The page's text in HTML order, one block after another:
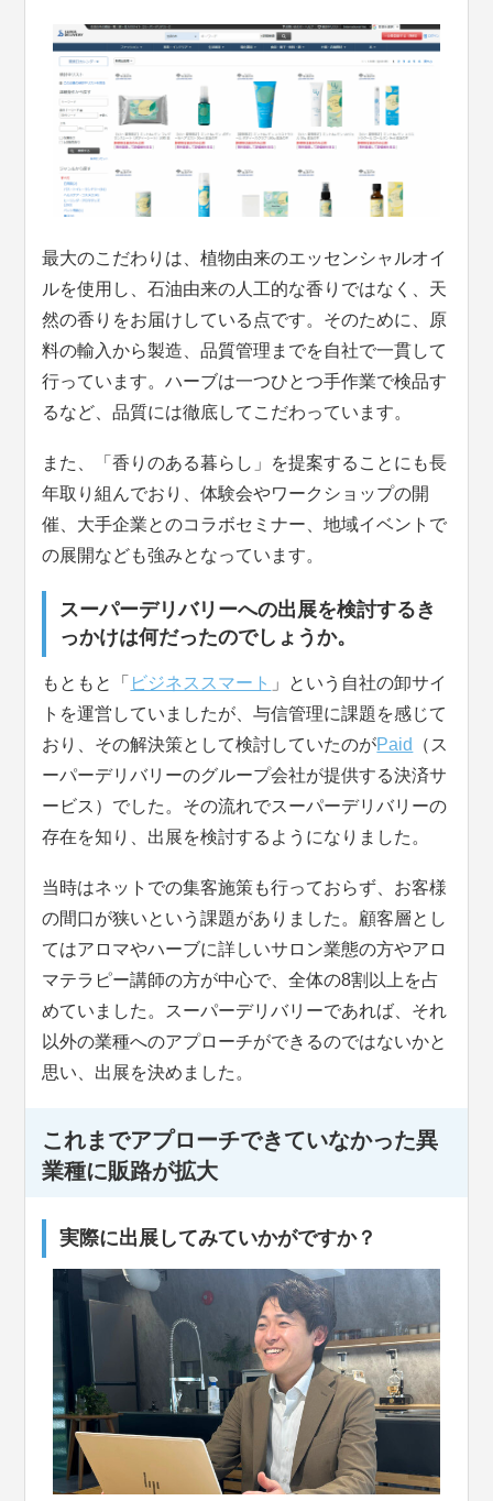
最大のこだわりは、植物由来のエッセンシャルオイ
ルを使用し、石油由来の人工的な香りではなく、天
然の香りをお届けしている点です。そのために、原
料の輸入から製造、品質管理までを自社で一貫して
行っています。ハーブは一つひとつ手作業で検品す
るなど、品質には徹底してこだわっています。
また、「香りのある暮らし」を提案することにも長
年取り組んでおり、体験会やワークショップの開
催、大手企業とのコラボセミナー、地域イベントで
の展開なども強みとなっています。
スーパーデリバリーへの出展を検討するき
っかけは何だったのでしょうか。
もともと「 ビジネススマート 」という自社の卸サイ
トを運営していましたが、与信管理に課題を感じて
おり、その解決策として検討していたのがPaid
（ス
ーパーデリバリーのグループ会社が提供する決済サ
ービス）でした。その流れでスーパーデリバリーの
存在を知り、出展を検討するようになりました。
当時はネットでの集客施策も行っておらず、お客様
の間口が狭いという課題がありました。顧客層とし
てはアロマやハーブに詳しいサロン業態の方やアロ
マテラピー講師の方が中心で、全体の8割以上を占
めていました。スーパーデリバリーであれば、それ
以外の業種へのアプローチができるのではないかと
思い、出展を決めました。
これまでアプローチできていなかった異
業種に販路が拡大
実際に出展してみていかがですか？